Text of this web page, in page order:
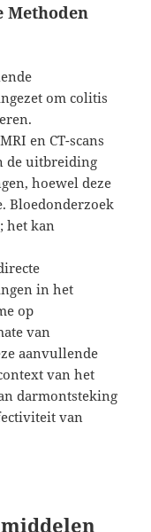
Methoden
om colitis
en CT-scans
de uitbreiding
hoewel deze
Bloedonderzoek
het kan
in het
op
van
aanvullende
van het
darmontsteking
van